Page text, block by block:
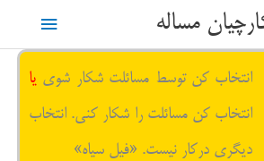
مساله
فهرست
انتخاب کن توسط مسائلت شکار شوی یا
انتخاب کن مسائلت را شکار کنی. انتخاب
دیگری درکار نیست. «فیل سیاه»